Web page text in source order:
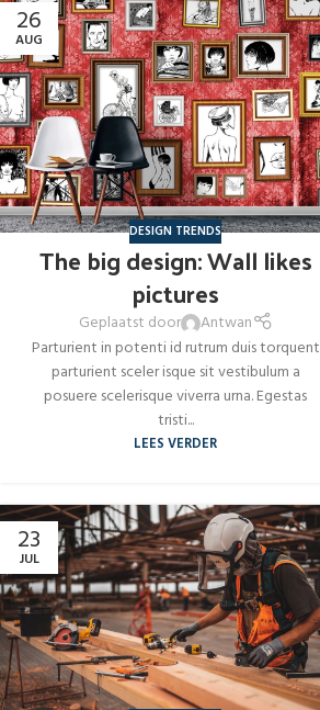
26
AUG
DESIGN TRENDS
The big design: Wall likes
pictures
Geplaatst door
Antwan
Parturient in potenti id rutrum duis torquent
parturient sceler isque sit vestibulum a
posuere scelerisque viverra urna. Egestas
tristi...
LEES VERDER
23
JUL